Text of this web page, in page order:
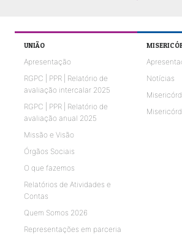
UNIÃO
Apresentação
RGPC | PPR | Relatório de
avaliação intercalar 2025
RGPC | PPR | Relatório de
avaliação anual 2025
Missão e Visão
Órgãos Sociais
O que fazemos
Relatórios de Atividades e
Contas
Quem Somos 2026
Representações em parceria
Notícias